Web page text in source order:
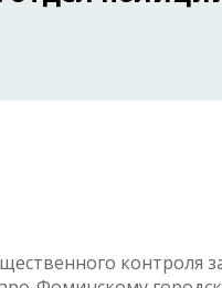
контроля